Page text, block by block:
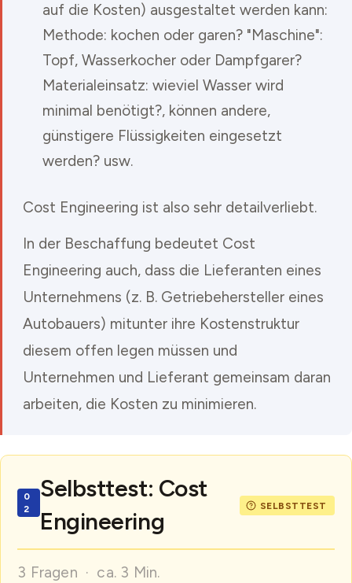
auf die Kosten) ausgestaltet werden kann:
Methode: kochen oder garen? "Maschine":
Topf, Wasserkocher oder Dampfgarer?
Materialeinsatz: wieviel Wasser wird
minimal benötigt?, können andere,
günstigere Flüssigkeiten eingesetzt
werden? usw.
Cost Engineering ist also sehr detailverliebt.
In der Beschaffung bedeutet Cost
Engineering auch, dass die Lieferanten eines
Unternehmens (z. B. Getriebehersteller eines
Autobauers) mitunter ihre Kostenstruktur
diesem offen legen müssen und
Unternehmen und Lieferant gemeinsam daran
arbeiten, die Kosten zu minimieren.
Selbsttest: Cost
Engineering
3 Fragen · ca. 3 Min.